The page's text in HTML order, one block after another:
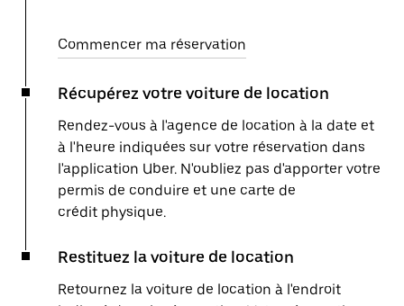
Commencer ma réservation
Récupérez votre voiture de location
Rendez-vous à l'agence de location à la date et
à l'heure indiquées sur votre réservation dans
l'application Uber. N'oubliez pas d'apporter votre
permis de conduire et une carte de
crédit physique.
Restituez la voiture de location
Retournez la voiture de location à l'endroit